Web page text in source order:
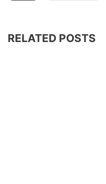
RELATED POSTS